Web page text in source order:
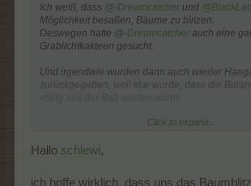
Ich weiß, dass @-Dreamcatcher und
Möglichkeit besaßen, Bäume zu blitzen.
Deswegen hatte @-Dreamcatcher auch eine
Grablichtkakteen gesucht.
Und irgendwie wurden dann auch wieder
zurückgegeben, weil klar wurde, dass die
Heute allerdings halte ich die Möglichkeit des
Click to expand...
Hallo schlewi,
ich hoffe wirklich, dass uns das